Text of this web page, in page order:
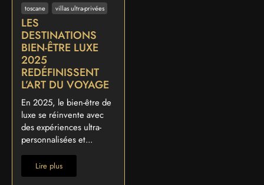
toscane
villas ultra-privées
LES
DESTINATIONS
BIEN-ÊTRE LUXE
2025
REDÉFINISSENT
L’ART DU VOYAGE
En 2025, le bien-être de
luxe se réinvente avec
des expériences ultra-
personnalisées et...
Lire plus